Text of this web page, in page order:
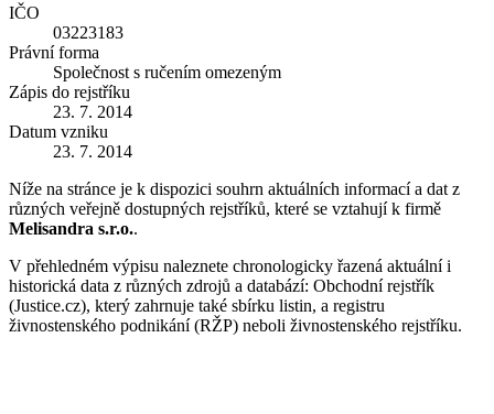
IČO
03223183
Právní forma
Společnost s ručením omezeným
Zápis do rejstříku
23. 7. 2014
Datum vzniku
23. 7. 2014
Níže na stránce je k dispozici souhrn aktuálních informací a dat z
různých veřejně dostupných rejstříků, které se vztahují k firmě
Melisandra s.r.o..
V přehledném výpisu naleznete chronologicky řazená aktuální i
historická data z různých zdrojů a databází: Obchodní rejstřík
(Justice.cz), který zahrnuje také sbírku listin, a registru
živnostenského podnikání (RŽP) neboli živnostenského rejstříku.